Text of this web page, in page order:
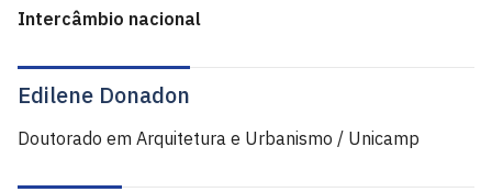
Intercâmbio nacional
Edilene Donadon
Doutorado em Arquitetura e Urbanismo / Unicamp